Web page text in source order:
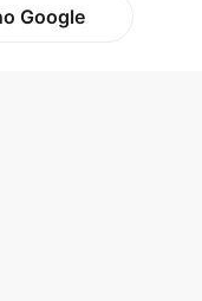
Google